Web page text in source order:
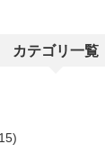
カテゴリ一覧